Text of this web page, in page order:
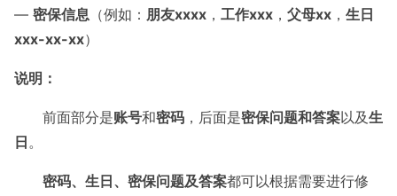
— 密保信息 （例如： 朋友xxxx ， 工作xxx ， 父母xx ， 生日
xxx-xx-xx）
说明：
前面部分是账号和密码 ，后面是密保问题和答案以及生
日。
密码、生日、密保问题及答案都可以根据需要进行修